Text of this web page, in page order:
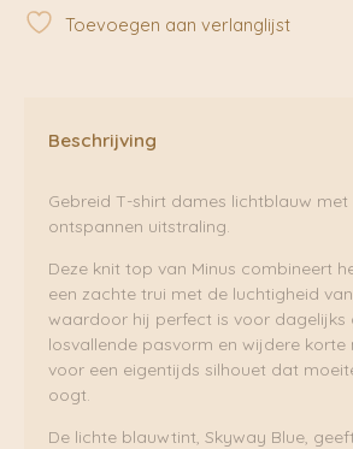
Shirt
Skyway
aantal
Toevoegen aan verlanglijst
Beschrijving
Gebreid T-shirt dames lichtblauw met
ontspannen uitstraling.
Deze knit top van Minus combineert
een zachte trui met de luchtigheid
waardoor hij perfect is voor dagelijks
losvallende pasvorm en wijdere korte
voor een eigentijds silhouet dat
oogt.
De lichte blauwtint, Skyway Blue,